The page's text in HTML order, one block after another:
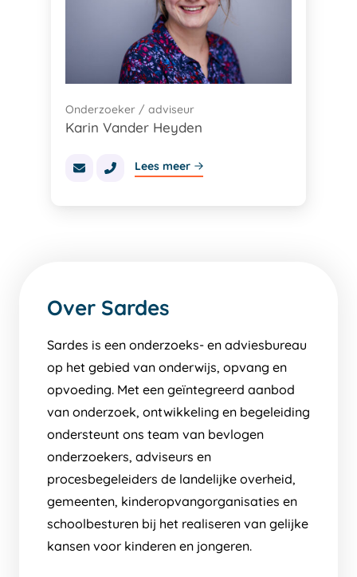
Onderzoeker / adviseur
Karin Vander Heyden
Lees meer
Over Sardes
Sardes is een onderzoeks- en adviesbureau
op het gebied van onderwijs, opvang en
opvoeding. Met een geïntegreerd aanbod
van onderzoek, ontwikkeling en begeleiding
ondersteunt ons team van bevlogen
onderzoekers, adviseurs en
procesbegeleiders de landelijke overheid,
gemeenten, kinderopvangorganisaties en
schoolbesturen bij het realiseren van gelijke
kansen voor kinderen en jongeren.